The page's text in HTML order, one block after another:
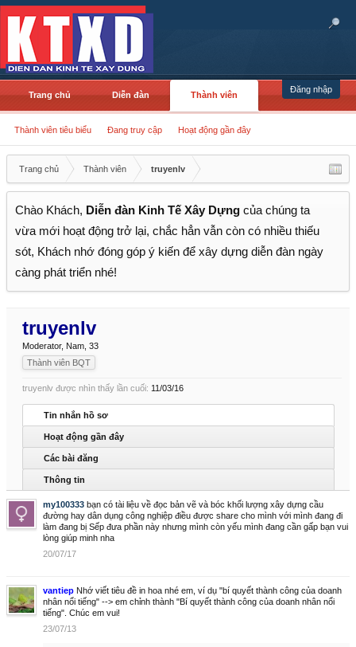
Đăng nhập
Trang chủ Diễn đàn Thành viên
Thành viên tiêu biểu Đang truy cập Hoạt động gần đây
Trang chủ Thành viên truyenlv
Chào Khách, Diễn đàn Kinh Tế Xây Dựng của chúng ta
vừa mới hoạt động trở lại, chắc hẳn vẫn còn có nhiều thiếu
sót, Khách nhớ đóng góp ý kiến để xây dựng diễn đàn ngày
càng phát triển nhé!
truyenlv
Moderator, Nam, 33
Thành viên BQT
truyenlv được nhìn thấy lần cuối: 11/03/16
Tin nhắn hồ sơ
Hoạt động gần đây
Các bài đăng
Thông tin
my100333 bạn có tài liệu về đọc bản vẽ và bóc khối lượng xây dựng cầu
đường hay dân dụng công nghiệp điều được share cho mình với mình đang đi
làm đang bị Sếp đưa phần này nhưng mình còn yếu mình đang cần gấp bạn vui
lòng giúp minh nha
20/07/17
vantiep Nhớ viết tiêu đề in hoa nhé em, ví dụ "bí quyết thành công của doanh
nhân nổi tiếng" --> em chỉnh thành "Bí quyết thành công của doanh nhân nổi
tiếng". Chúc em vui!
23/07/13